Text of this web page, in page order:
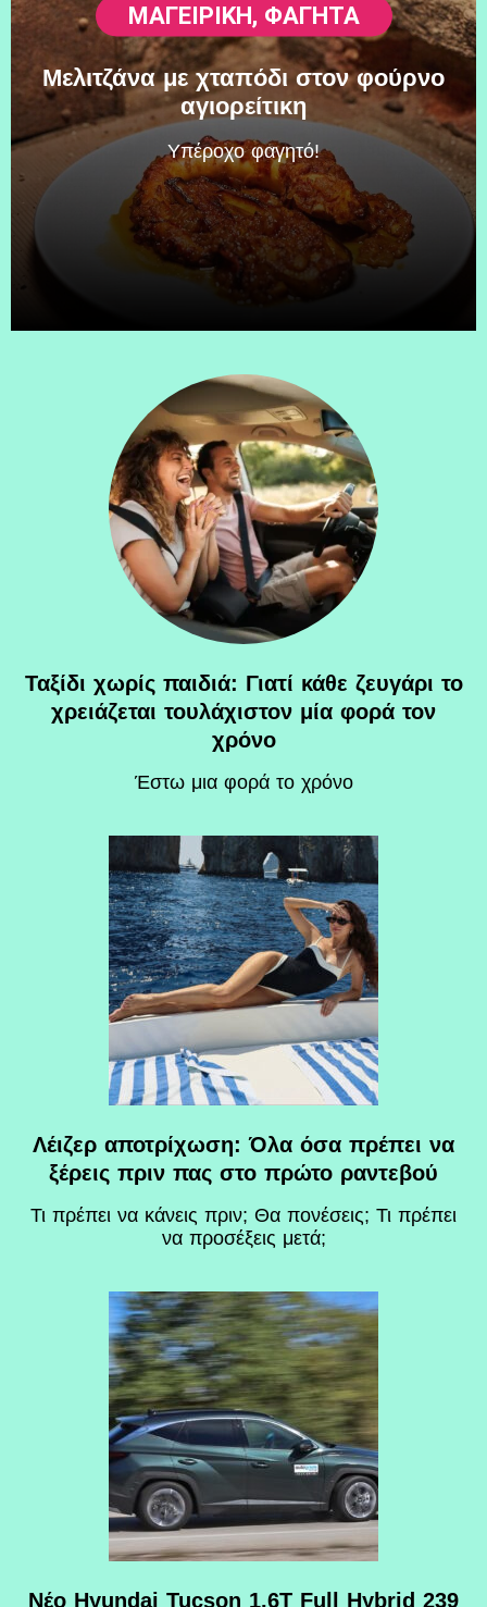
ΜΑΓΕΙΡΙΚΗ, ΦΑΓΗΤΆ
Μελιτζάνα με χταπόδι στον φούρνο
αγιορείτικη
Υπέροχο φαγητό!
Ταξίδι χωρίς παιδιά: Γιατί κάθε ζευγάρι το
χρειάζεται τουλάχιστον μία φορά τον
χρόνο
Έστω μια φορά το χρόνο
Λέιζερ αποτρίχωση: Όλα όσα πρέπει να
ξέρεις πριν πας στο πρώτο ραντεβού
Τι πρέπει να κάνεις πριν; Θα πονέσεις; Τι πρέπει
να προσέξεις μετά;
Νέο Hyundai Tucson 1.6T Full Hybrid 239